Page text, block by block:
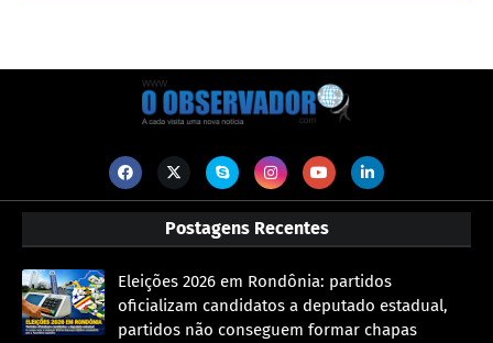
Postagens Recentes
Eleições 2026 em Rondônia: partidos
oficializam candidatos a deputado estadual,
partidos não conseguem formar chapas